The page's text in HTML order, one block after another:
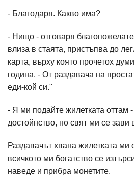
- Благодаря. Какво има?
- Нищо - отговаря
влиза в стаята, пристъпва до
карта, върху която прочетох
година. - От раздавача на
еди-кой си."
- Я ми подайте жилетката оттам -
достойнство, но свят ми се зави
Раздавачът хвана жилетката ми
всичкото ми богатство се
наведе и прибра монетите.